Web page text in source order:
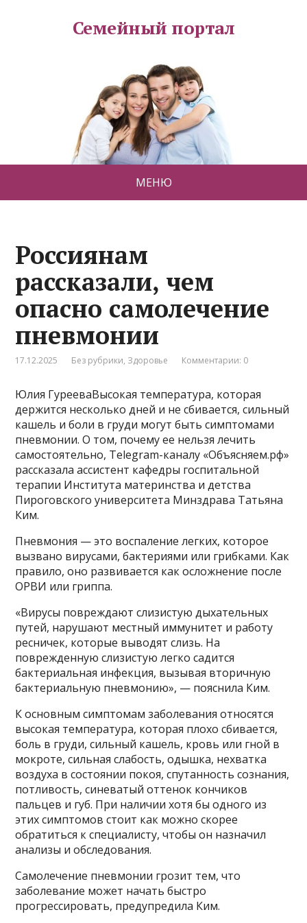
Семейный портал
МЕНЮ
Россиянам
рассказали, чем
опасно самолечение
пневмонии
17.12.2025 Без рубрики, Здоровье Комментарии: 0
Юлия ГурееваВысокая температура, которая
держится несколько дней и не сбивается, сильный
кашель и боли в груди могут быть симптомами
пневмонии. О том, почему ее нельзя лечить
самостоятельно, Telegram-каналу «Объясняем.рф»
рассказала ассистент кафедры госпитальной
терапии Института материнства и детства
Пироговского университета Минздрава Татьяна
Ким.
Пневмония — это воспаление легких, которое
вызвано вирусами, бактериями или грибками. Как
правило, оно развивается как осложнение после
ОРВИ или гриппа.
«Вирусы повреждают слизистую дыхательных
путей, нарушают местный иммунитет и работу
ресничек, которые выводят слизь. На
поврежденную слизистую легко садится
бактериальная инфекция, вызывая вторичную
бактериальную пневмонию», — пояснила Ким.
К основным симптомам заболевания относятся
высокая температура, которая плохо сбивается,
боль в груди, сильный кашель, кровь или гной в
мокроте, сильная слабость, одышка, нехватка
воздуха в состоянии покоя, спутанность сознания,
потливость, синеватый оттенок кончиков
пальцев и губ. При наличии хотя бы одного из
этих симптомов стоит как можно скорее
обратиться к специалисту, чтобы он назначил
анализы и обследования.
Самолечение пневмонии грозит тем, что
заболевание может начать быстро
прогрессировать, предупредила Ким.